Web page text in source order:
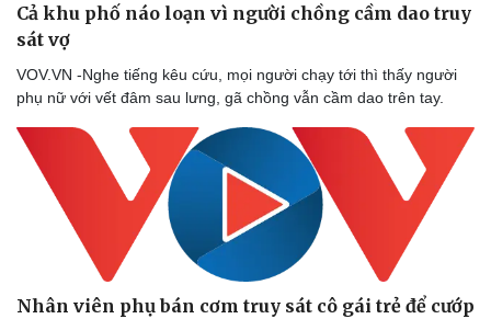
Cả khu phố náo loạn vì người chồng cầm dao truy
sát vợ
VOV.VN -Nghe tiếng kêu cứu, mọi người chạy tới thì thấy người
phụ nữ với vết đâm sau lưng, gã chồng vẫn cầm dao trên tay.
Nhân viên phụ bán cơm truy sát cô gái trẻ để cướp